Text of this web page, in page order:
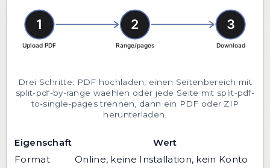
Drei Schritte: PDF hochladen, einen Seitenbereich mit
split-pdf-by-range waehlen oder jede Seite mit split-pdf-
to-single-pages trennen, dann ein PDF oder ZIP
herunterladen.
Eigenschaft
Wert
Format
Online, keine Installation, kein Konto